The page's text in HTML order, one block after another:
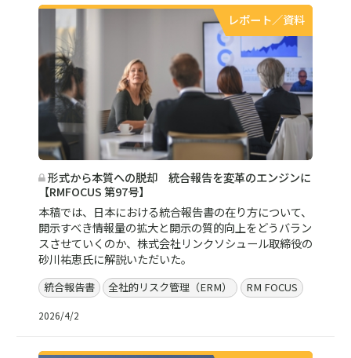
レポート／資料
形式から本質への脱却 統合報告を変革のエンジンに
【RMFOCUS 第97号】
本稿では、日本における統合報告書の在り方について、
開示すべき情報量の拡大と開示の質的向上をどうバラン
スさせていくのか、株式会社リンクソシュール取締役の
砂川祐恵氏に解説いただいた。
統合報告書 全社的リスク管理（ERM） RM FOCUS
2026/4/2